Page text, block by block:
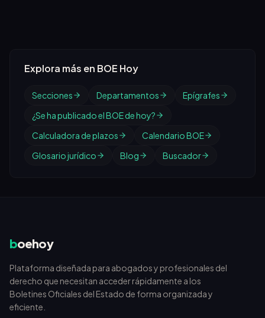
Explora más en BOE Hoy
Secciones Departamentos
Epígrafes
¿Se ha publicado el BOE de hoy?
Calculadora de plazos
Calendario BOE
Glosario jurídico
Blog Buscador
boehoy
Plataforma diseñada para abogados y profesionales del
derecho que necesitan acceder rápidamente a los
Boletines Oficiales del Estado de forma organizada y
eficiente.